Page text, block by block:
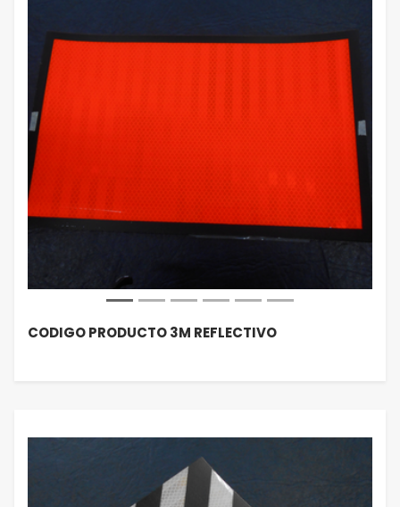
CODIGO PRODUCTO 3M REFLECTIVO